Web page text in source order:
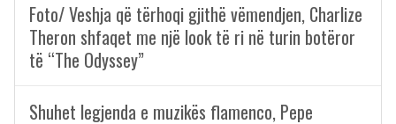
Foto/ Veshja që tërhoqi gjithë vëmendjen, Charlize
Theron shfaqet me një look të ri në turin botëror
të “The Odyssey”
Shuhet legjenda e muzikës flamenco, Pepe